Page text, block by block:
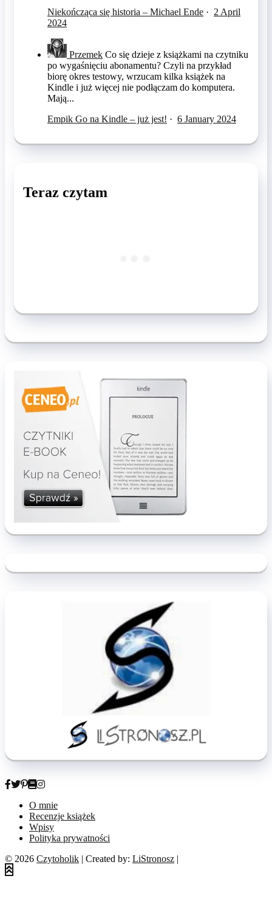
Niekończąca się historia – Michael Ende · 2 April
2024
Przemek Co się dzieje z książkami na czytniku
po wygaśnięciu abonamentu? Czyli na przykład
biorę okres testowy, wrzucam kilka książek na
Kindle i już więcej nie podłączam do komputera.
Mają...
Empik Go na Kindle – już jest! · 6 January 2024
Teraz czytam
O mnie
Recenzje książek
Wpisy
Polityka prywatności
© 2026 Czytoholik | Created by: LiStronosz |